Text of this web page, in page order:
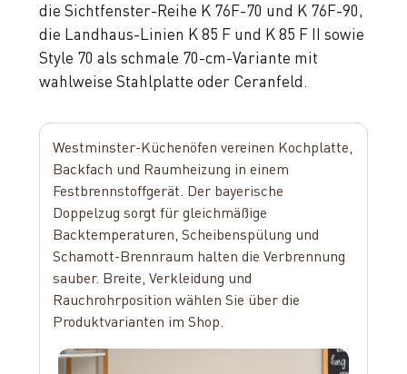
die Sichtfenster-Reihe K 76F-70 und K 76F-90,
die Landhaus-Linien K 85 F und K 85 F II sowie
Style 70 als schmale 70-cm-Variante mit
wahlweise Stahlplatte oder Ceranfeld.
Westminster-Küchenöfen vereinen Kochplatte,
Backfach und Raumheizung in einem
Festbrennstoffgerät. Der bayerische
Doppelzug sorgt für gleichmäßige
Backtemperaturen, Scheibenspülung und
Schamott-Brennraum halten die Verbrennung
sauber. Breite, Verkleidung und
Rauchrohrposition wählen Sie über die
Produktvarianten im Shop.